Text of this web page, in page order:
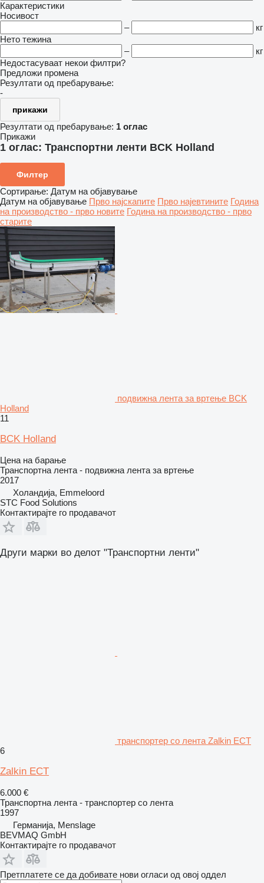
Карактеристики
Носивост
–
кг
Нето тежина
–
кг
Недостасуваат некои филтри?
Предложи промена
Резултати од пребарување:
-
прикажи
Резултати од пребарување: 1 оглас
Прикажи
1 оглас: Транспортни ленти BCK Holland
Филтер
Сортирање: Датум на објавување
Датум на објавување Прво најскапите Прво најевтините Година
на производство - прво новите Година на производство - прво
старите
подвижна лента за вртење BCK
Holland
11
BCK Holland
Цена на барање
Транспортна лента - подвижна лента за вртење
2017
Холандија, Emmeloord
STC Food Solutions
Контактирајте го продавачот
Други марки во делот "Транспортни ленти"
транспортер со лента Zalkin ECT
6
Zalkin ECT
6.000 €
Транспортна лента - транспортер со лента
1997
Германија, Menslage
BEVMAQ GmbH
Контактирајте го продавачот
Претплатете се да добивате нови огласи од овој оддел